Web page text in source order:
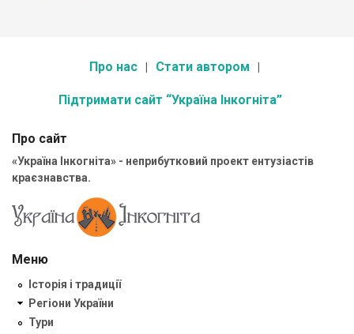
Про нас Стати автором
Підтримати сайт “Україна Інкогніта”
Про сайт
«Україна Інкогніта» - неприбутковий проект ентузіастів
краєзнавства.
Меню
Історія і традиції
Регіони України
Тури